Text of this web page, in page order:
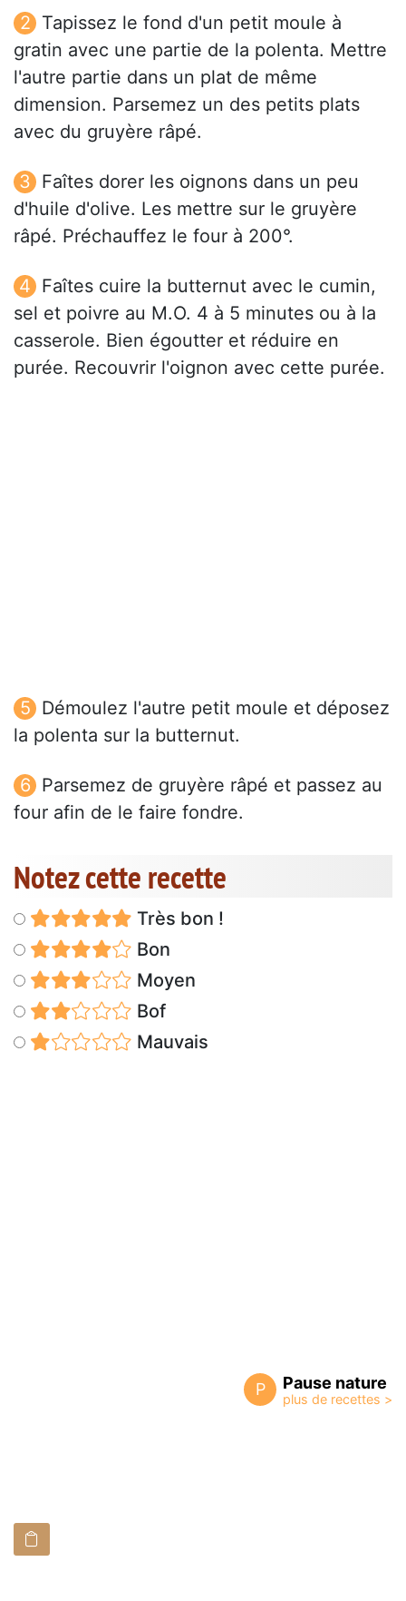
Tapissez le fond d'un petit moule à
gratin avec une partie de la polenta. Mettre
l'autre partie dans un plat de même
dimension. Parsemez un des petits plats
avec du gruyère râpé.
Faîtes dorer les oignons dans un peu
d'huile d'olive. Les mettre sur le gruyère
râpé. Préchauffez le four à 200°.
Faîtes cuire la butternut avec le cumin,
sel et poivre au M.O. 4 à 5 minutes ou à la
casserole. Bien égoutter et réduire en
purée. Recouvrir l'oignon avec cette purée.
Démoulez l'autre petit moule et déposez
la polenta sur la butternut.
Parsemez de gruyère râpé et passez au
four afin de le faire fondre.
Notez cette recette
Très bon !
Bon
Moyen
Bof
Mauvais
P Pause nature